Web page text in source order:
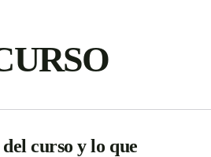
curso y lo que